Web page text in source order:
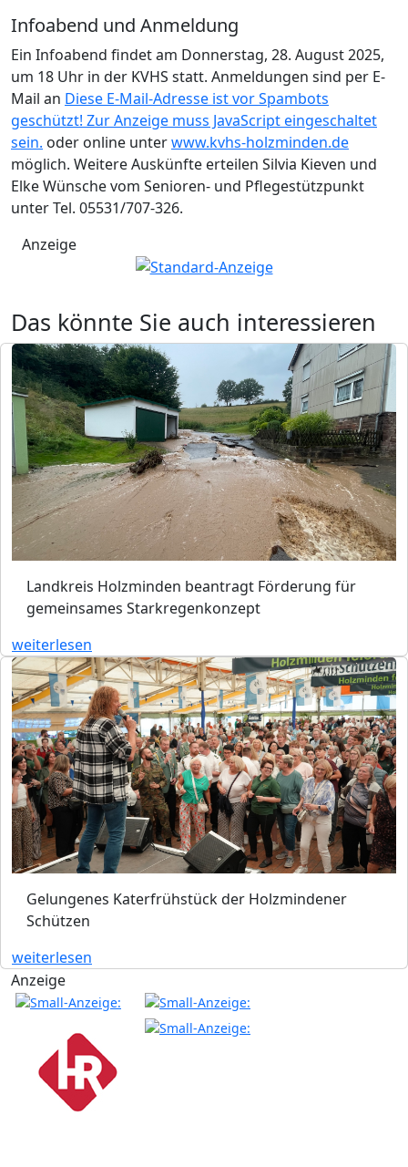
Infoabend und Anmeldung
Ein Infoabend findet am Donnerstag, 28. August 2025,
um 18 Uhr in der KVHS statt. Anmeldungen sind per E-
Mail an Diese E-Mail-Adresse ist vor Spambots
geschützt! Zur Anzeige muss JavaScript eingeschaltet
sein. oder online unterwww.kvhs-holzminden.de
möglich. Weitere Auskünfte erteilen Silvia Kieven und
Elke Wünsche vom Senioren- und Pflegestützpunkt
unter Tel. 05531/707-326.
Anzeige
Das könnte Sie auch interessieren
Landkreis Holzminden beantragt Förderung für
gemeinsames Starkregenkonzept
weiterlesen
Gelungenes Katerfrühstück der Holzmindener
Schützen
weiterlesen
Anzeige